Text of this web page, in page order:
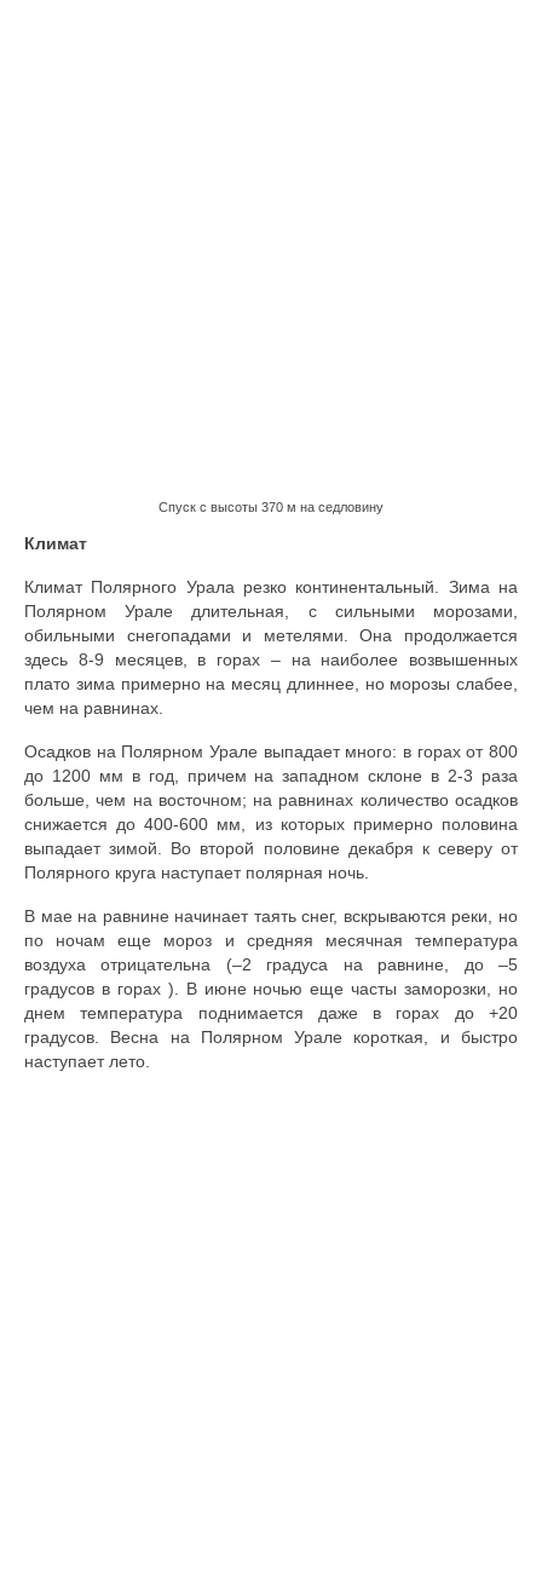
Спуск с высоты 370 м на седловину
Климат
Климат Полярного Урала резко континентальный. Зима на
Полярном Урале длительная, с сильными морозами,
обильными снегопадами и метелями. Она продолжается
здесь 8-9 месяцев, в горах – на наиболее возвышенных
плато зима примерно на месяц длиннее, но морозы слабее,
чем на равнинах.
Осадков на Полярном Урале выпадает много: в горах от 800
до 1200 мм в год, причем на западном склоне в 2-3 раза
больше, чем на восточном; на равнинах количество осадков
снижается до 400-600 мм, из которых примерно половина
выпадает зимой. Во второй половине декабря к северу от
Полярного круга наступает полярная ночь.
В мае на равнине начинает таять снег, вскрываются реки, но
по ночам еще мороз и средняя месячная температура
воздуха отрицательна (–2 градуса на равнине, до –5
градусов в горах ). В июне ночью еще часты заморозки, но
днем температура поднимается даже в горах до +20
градусов. Весна на Полярном Урале короткая, и быстро
наступает лето.